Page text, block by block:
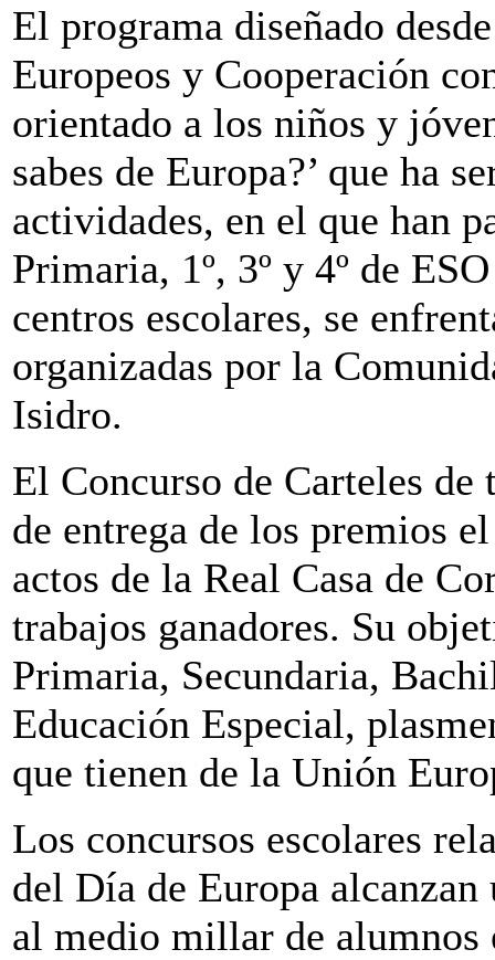
El programa diseñado
Europeos y Cooperación
orientado a los niños y
sabes de Europa?’ que ha
actividades, en el que han
Primaria, 1º, 3º y 4º de
centros escolares, se
organizadas por la
Isidro.
El Concurso de Carteles de
de entrega de los premios
actos de la Real Casa de
trabajos ganadores. Su
Primaria, Secundaria,
Educación Especial,
que tienen de la Unión
Los concursos escolares
del Día de Europa
al medio millar de alumnos